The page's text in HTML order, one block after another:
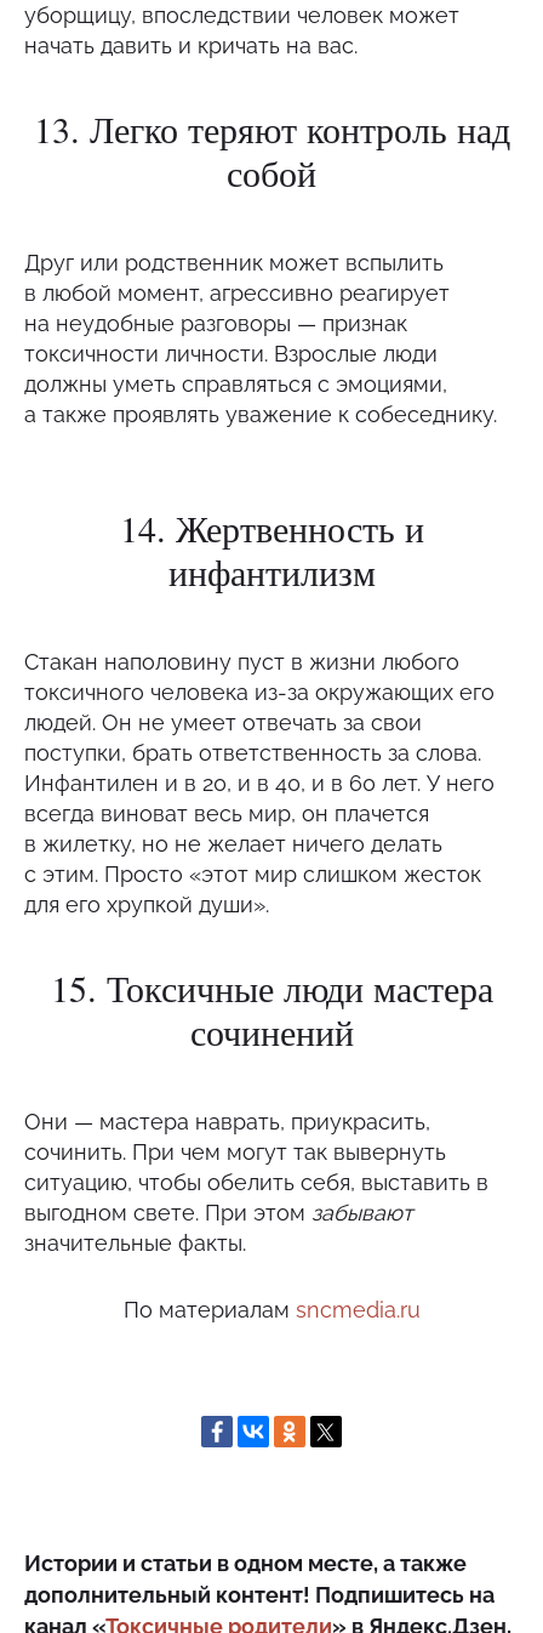
уборщицу, впоследствии человек может
начать давить и кричать на вас.
13. Легко теряют контроль над
собой
Друг или родственник может вспылить
в любой момент, агрессивно реагирует
на неудобные разговоры — признак
токсичности личности. Взрослые люди
должны уметь справляться с эмоциями,
а также проявлять уважение к собеседнику.
14. Жертвенность и
инфантилизм
Стакан наполовину пуст в жизни любого
токсичного человека из-за окружающих его
людей. Он не умеет отвечать за свои
поступки, брать ответственность за слова.
Инфантилен и в 20, и в 40, и в 60 лет. У него
всегда виноват весь мир, он плачется
в жилетку, но не желает ничего делать
с этим. Просто «этот мир слишком жесток
для его хрупкой души».
15. Токсичные люди мастера
сочинений
Они — мастера наврать, приукрасить,
сочинить. При чем могут так вывернуть
ситуацию, чтобы обелить себя, выставить в
выгодном свете. При этом забывают
значительные факты.
По материалам sncmedia.ru
Истории и статьи в одном месте, а также
дополнительный контент! Подпишитесь на
канал «Токсичные родители» в Яндекс.Дзен,
Записаться на терапию к
Записаться